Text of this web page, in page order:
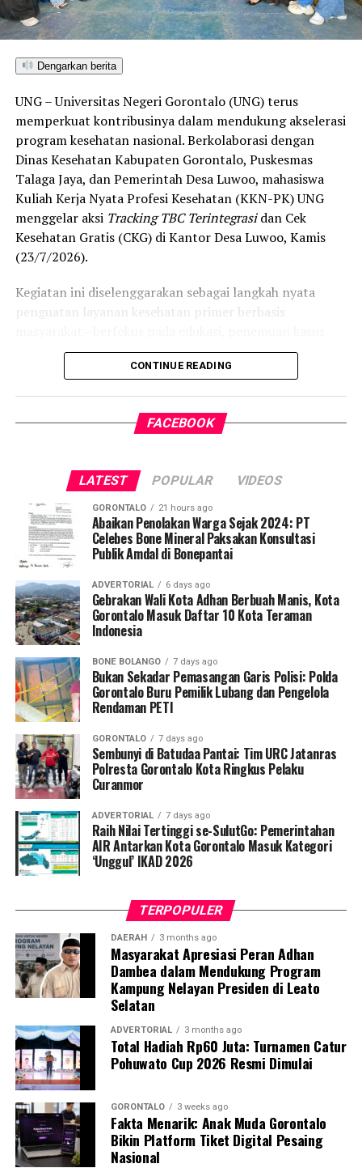
menembus kategori “Unggul”. Sementara kabupaten lain
di Gorontalo masih berada pada kategori “Berkembang”
tertinggi di kawasan SulutGo sebagaimana dipaparkan
dalam Rakorwil TPAKD,” ungkap Wawali Indra Gobel
usai kegiatan.
Indra menambahkan, skor IKAD ini membuktikan bahwa
tingkat keterjangkauan, pemanfaatan, serta inklusivitas
layanan keuangan bagi masyarakat di Kota Gorontalo
berada di posisi terdepan.
menjadi indikator kuat atas keberhasilan pemerintah
daerah dalam mendorong masyarakat agar makin
fasilitas jasa keuangan yang berkelanjutan.
Dengarkan berita
UNG – Universitas Negeri Gorontalo (UNG) terus
memperkuat kontribusinya dalam mendukung akselerasi
program kesehatan nasional. Berkolaborasi dengan
Dinas Kesehatan Kabupaten Gorontalo, Puskesmas
Talaga Jaya, dan Pemerintah Desa Luwoo, mahasiswa
Kuliah Kerja Nyata Profesi Kesehatan (KKN-PK) UNG
menggelar aksi Tracking TBC Terintegrasidan Cek
Kesehatan Gratis (CKG) di Kantor Desa Luwoo, Kamis
(23/7/2026).
Kegiatan ini diselenggarakan sebagai langkah nyata
penguatan layanan kesehatan primer berbasis
case finding), deteksi dini, serta pemutusan rantai
penularan tuberkulosis (TBC) yang masih menjadi salah
Pelaksanaan program ini didampingi secara langsung
M.Kes., dr. Siti Rakhmatia P. Th. Kum, M.Biomed., Ns. Nur
Ayun R. Yusuf, S.Kep., M.Kep., dan Ns. Sartika, S.Kep.,
M.Kep. Pendampingan akademis ini memastikan seluruh
alur intervensi medis dan edukasi berjalan sesuai standar
prosedur operasional.
Koordinator Desa KKN-PK UNG Desa Luwoo, Taufik
Mohamad Nur, menyampaikan bahwa selain mengawal
teknis pelayanan medis, mahasiswa bertindak sebagai
edukator kesehatan masyarakat.
Penyuluhan difokuskan pada pemahaman mekanisme
penularan, pengenalan gejala awal, pentingnya
hingga tuntas, serta pengikisan stigma negatif terhadap
penyintas TBC di lingkungan warga.
“Literasi kesehatan warga adalah fondasi utama dalam
memutus rantai penularan TBC. Kami berupaya
menyampaikan edukasi yang persuasif dan mudah
dipahami agar warga tidak ragu melakukan pemeriksaan
apabila mengalami gejala batuk berkepanjangan,”
Selain skrining TBC, mahasiswa turut mendampingi
nakes Puskesmas Talaga Jaya dalam memberikan
pelayanan Cek Kesehatan Gratis (CKG), meliputi
pengukuran tekanan darah, cek kadar gula darah, dan
penapisan faktor risiko penyakit tidak menular (PTM)
sebagai upaya promotif-preventif.
Perwakilan DPL KKN-PK, Dr. dr. Vivien Novarina A.
Kasim, M.Kes., menegaskan bahwa keterlibatan
mahasiswa merupakan bentuk perwujudan Tri Dharma
Perguruan Tinggi dalam mengawal transformasi
layanan kesehatan primer.
CONTINUE READING
FACEBOOK
LATEST POPULAR VIDEOS
GORONTALO 21 hours ago
Abaikan Penolakan Warga Sejak 2024: PT
Celebes Bone Mineral Paksakan Konsultasi
Publik Amdal di Bonepantai
ADVERTORIAL 6 days ago
Gebrakan Wali Kota Adhan Berbuah Manis, Kota
Gorontalo Masuk Daftar 10 Kota Teraman
Indonesia
BONE BOLANGO 7 days ago
Bukan Sekadar Pemasangan Garis Polisi: Polda
Gorontalo Buru Pemilik Lubang dan Pengelola
Rendaman PETI
GORONTALO 7 days ago
Sembunyi di Batudaa Pantai: Tim URC Jatanras
Polresta Gorontalo Kota Ringkus Pelaku
Curanmor
ADVERTORIAL 7 days ago
Raih Nilai Tertinggi se-SulutGo: Pemerintahan
AIR Antarkan Kota Gorontalo Masuk Kategori
‘Unggul’ IKAD 2026
TERPOPULER
DAERAH 3 months ago
Masyarakat Apresiasi Peran Adhan
Dambea dalam Mendukung Program
Kampung Nelayan Presiden di Leato
Selatan
ADVERTORIAL 3 months ago
Total Hadiah Rp60 Juta: Turnamen Catur
Pohuwato Cup 2026 Resmi Dimulai
GORONTALO 3 weeks ago
Fakta Menarik: Anak Muda Gorontalo
Bikin Platform Tiket Digital Pesaing
Nasional